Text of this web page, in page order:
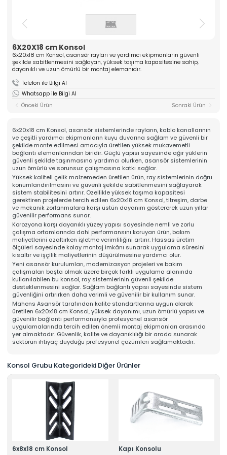
Kurumsal
» Hakkımızda
Ürünlerimiz
» Tırnak Grubu
» Kablo Grubu
» Halat Şişesi Grubu
» Plastik Grubu
» Konsol Grubu
» Yedek Parçalar
Kalite
» Kalite Belgelerimiz
» Kalite Politikamız
Üretim
» Üretim Hattımız
» Özel Üretim Yeteneğimiz
Online Katalog
Bize Ulaşın
» İleitşim Bilgilerimiz
» Konum Bilgilerimiz
üreticidir. Mühendislik tecrübesiyle güven veren
çözümler sunar.
» Halat Şişesi Grubu
» Konsol Grubu
» Yedek Parçalar
» Tüm Kategoriler
Tüm hakkı saklıdır. Sitemizde kullanılan tüm içerik ve görseller
Mahens Asansör'e ait olup izinsiz kullanımı hukuki yaptırıma tabidir.
İhracat & Lojistik
Haberler
Kariyer
İletişim
6X20X18 cm Konsol
6x20x18 cm Konsol, asansör rayları ve yardımcı ekipmanların güvenli
şekilde sabitlenmesini sağlayan, yüksek taşıma kapasitesine sahip,
dayanıklı ve uzun ömürlü bir montaj elemanıdır.
Telefon ile Bilgi Al
Whatsapp ile Bilgi Al
Önceki Ürün
Sonraki Ürün
6x20x18 cm Konsol, asansör sistemlerinde rayların, kablo kanallarının
ve çeşitli yardımcı ekipmanların kuyu duvarına sağlam ve güvenli bir
şekilde monte edilmesi amacıyla üretilen yüksek mukavemetli
bağlantı elemanlarından biridir. Güçlü yapısı sayesinde ağır yüklerin
güvenli şekilde taşınmasına yardımcı olurken, asansör sistemlerinin
uzun ömürlü ve sorunsuz çalışmasına katkı sağlar.
Yüksek kaliteli çelik malzemeden üretilen ürün, ray sistemlerinin doğru
konumlandırılmasını ve güvenli şekilde sabitlenmesini sağlayarak
sistem stabilitesini artırır. Özellikle yüksek taşıma kapasitesi
gerektiren projelerde tercih edilen 6x20x18 cm Konsol, titreşim, darbe
ve mekanik zorlanmalara karşı üstün dayanım göstererek uzun yıllar
güvenilir performans sunar.
Korozyona karşı dayanıklı yüzey yapısı sayesinde nemli ve zorlu
çalışma ortamlarında dahi performansını koruyan ürün, bakım
maliyetlerini azaltırken işletme verimliliğini artırır. Hassas üretim
ölçüleri sayesinde kolay montaj imkânı sunarak uygulama süresini
kısaltır ve işçilik maliyetlerinin düşürülmesine yardımcı olur.
Yeni asansör kurulumları, modernizasyon projeleri ve bakım
çalışmaları başta olmak üzere birçok farklı uygulama alanında
kullanılabilen bu konsol, ray sistemlerinin güvenli şekilde
desteklenmesini sağlar. Sağlam bağlantı yapısı sayesinde sistem
güvenliğini artırırken daha verimli ve güvenilir bir kullanım sunar.
Mahens Asansör tarafından kalite standartlarına uygun olarak
üretilen 6x20x18 cm Konsol, yüksek dayanımı, uzun ömürlü yapısı ve
güvenilir bağlantı performansıyla profesyonel asansör
uygulamalarında tercih edilen önemli montaj ekipmanları arasında
yer almaktadır. Güvenlik, kalite ve dayanıklılığı bir arada sunarak
sektörün ihtiyaç duyduğu profesyonel çözümleri sağlamaktadır.
Konsol Grubu Kategorideki Diğer Ürünler
6x8x18 cm Konsol Kapı Konsolu